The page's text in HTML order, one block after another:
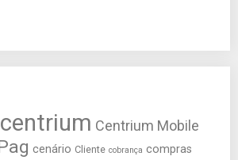
centrium Centrium Mobile
cenário Cliente cobrança compras